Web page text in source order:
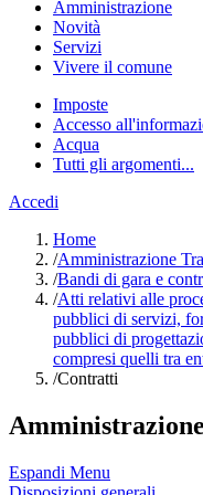
Amministrazione
Novità
Servizi
Vivere il comune
Imposte
Accesso
Acqua
Tutti gli argomenti...
Accedi
Home
/Amministrazione
/Bandi di gara e
/Atti relativi alle
pubblici di servizi,
pubblici di
compresi quelli tra
/Contratti
Espandi Menu